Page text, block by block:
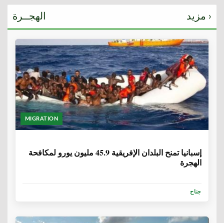
الهجــرة مزيد ›
MIGRATION
إسبانيا تمنح البلدان الإفريقية 45.9 مليون يورو لمكافحة
الهجرة
جناح